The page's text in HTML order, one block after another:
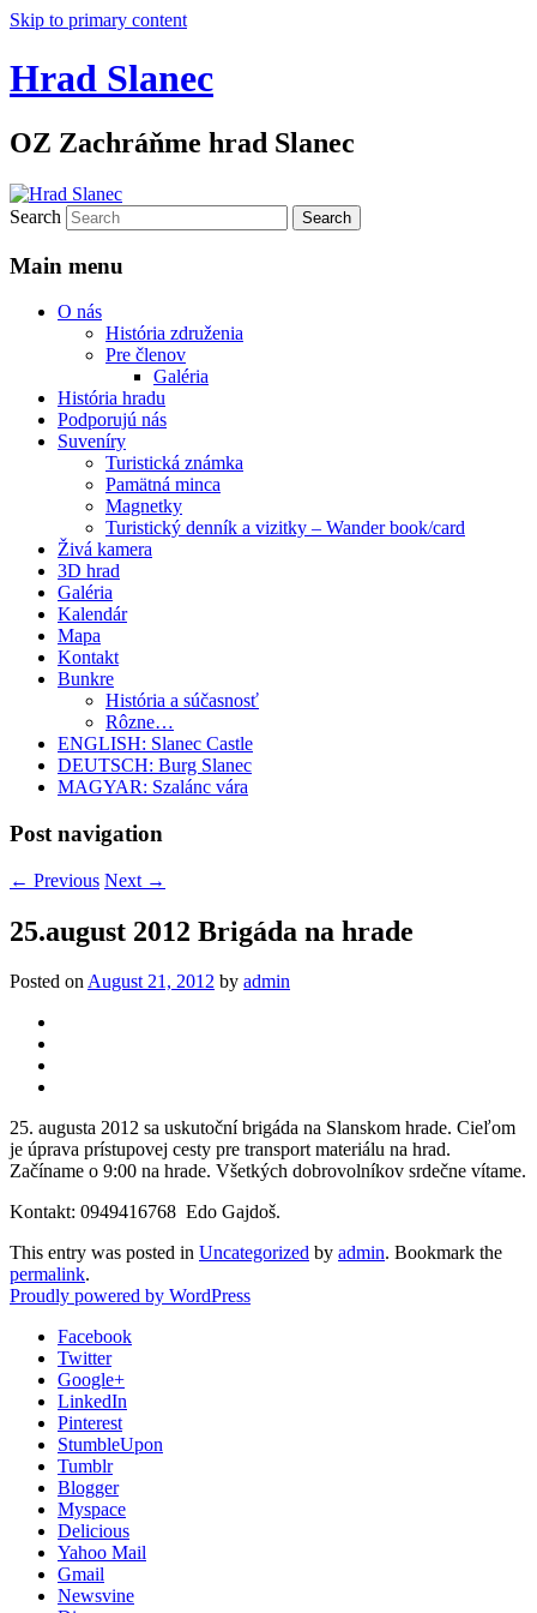
Skip to primary content
Hrad Slanec
OZ Zachráňme hrad Slanec
Search
Main menu
O nás
História združenia
Pre členov
Galéria
História hradu
Podporujú nás
Suveníry
Turistická známka
Pamätná minca
Magnetky
Turistický denník a vizitky – Wander book/card
Živá kamera
3D hrad
Galéria
Kalendár
Mapa
Kontakt
Bunkre
História a súčasnosť
Rôzne…
ENGLISH: Slanec Castle
DEUTSCH: Burg Slanec
MAGYAR: Szalánc vára
Post navigation
← Previous Next →
25.august 2012 Brigáda na hrade
Posted onAugust 21, 2012 by admin
25. augusta 2012 sa uskutoční brigáda na Slanskom hrade. Cieľom
je úprava prístupovej cesty pre transport materiálu na hrad.
Začíname o 9:00 na hrade. Všetkých dobrovolníkov srdečne vítame.
Kontakt: 0949416768 Edo Gajdoš.
This entry was posted in Uncategorized by admin. Bookmark the
permalink.
Proudly powered by WordPress
Facebook
Twitter
Google+
LinkedIn
Pinterest
StumbleUpon
Tumblr
Blogger
Myspace
Delicious
Yahoo Mail
Gmail
Newsvine